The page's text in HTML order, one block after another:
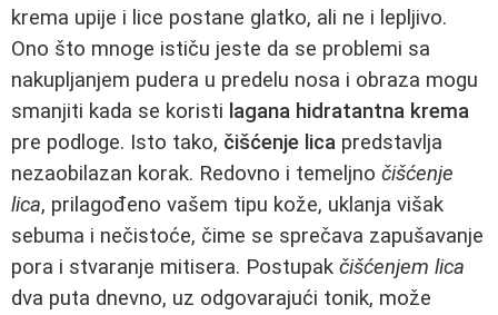
krema upije i lice postane glatko, ali ne i lepljivo.
Ono što mnoge ističu jeste da se problemi sa
nakupljanjem pudera u predelu nosa i obraza mogu
smanjiti kada se koristi lagana hidratantna krema
pre podloge. Isto tako, čišćenje lica predstavlja
nezaobilazan korak. Redovno i temeljno čišćenje
lica, prilagođeno vašem tipu kože, uklanja višak
sebuma i nečistoće, čime se sprečava zapušavanje
pora i stvaranje mitisera. Postupak čišćenjem lica
dva puta dnevno, uz odgovarajući tonik, može